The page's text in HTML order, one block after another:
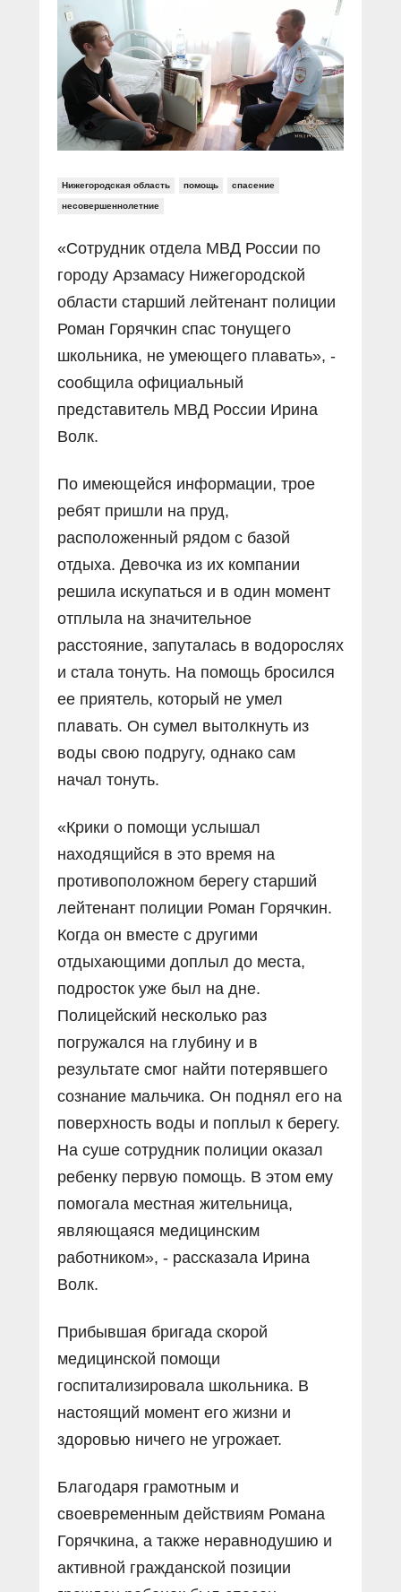
Социальные ролики
Документальные фильмы
Прямой разговор
В знании сила
Специальный репортаж
КиберПОСТОВОЙ
Газета «Щит и меч»
Журнал «Полиция России»
О ПОРТАЛЕ
Контакты
Вакансии
Нижегородская область помощь спасение
несовершеннолетние
«Сотрудник отдела МВД России по
городу Арзамасу Нижегородской
области старший лейтенант полиции
Роман Горячкин спас тонущего
школьника, не умеющего плавать», -
сообщила официальный
представитель МВД России Ирина
Волк.
По имеющейся информации, трое
ребят пришли на пруд,
расположенный рядом с базой
отдыха. Девочка из их компании
решила искупаться и в один момент
отплыла на значительное
расстояние, запуталась в водорослях
и стала тонуть. На помощь бросился
ее приятель, который не умел
плавать. Он сумел вытолкнуть из
воды свою подругу, однако сам
начал тонуть.
«Крики о помощи услышал
находящийся в это время на
противоположном берегу старший
лейтенант полиции Роман Горячкин.
Когда он вместе с другими
отдыхающими доплыл до места,
подросток уже был на дне.
Полицейский несколько раз
погружался на глубину и в
результате смог найти потерявшего
сознание мальчика. Он поднял его на
поверхность воды и поплыл к берегу.
На суше сотрудник полиции оказал
ребенку первую помощь. В этом ему
помогала местная жительница,
являющаяся медицинским
работником», - рассказала Ирина
Волк.
Прибывшая бригада скорой
медицинской помощи
госпитализировала школьника. В
настоящий момент его жизни и
здоровью ничего не угрожает.
Благодаря грамотным и
своевременным действиям Романа
Горячкина, а также неравнодушию и
активной гражданской позиции